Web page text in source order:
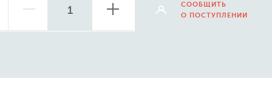
СООБЩИТЬ
О ПОСТУПЛЕНИИ